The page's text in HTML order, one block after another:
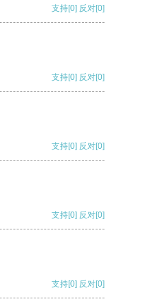
支持[0] 反对[0]
支持[0] 反对[0]
支持[0] 反对[0]
支持[0] 反对[0]
支持[0] 反对[0]